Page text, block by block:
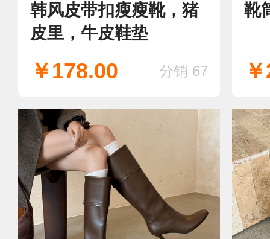
韩风皮带扣瘦瘦靴，猪
皮里，牛皮鞋垫
￥178.00 分销 67
靴